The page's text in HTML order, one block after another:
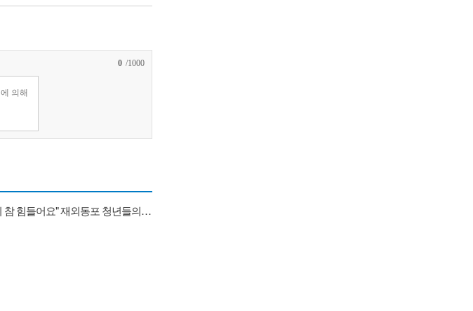
0 /1000
[홍콩만남] "홍콩에서 배우자 찾기 참 힘들어요" 재외동포 청년들의 배우자 찾기와 새로운 대안